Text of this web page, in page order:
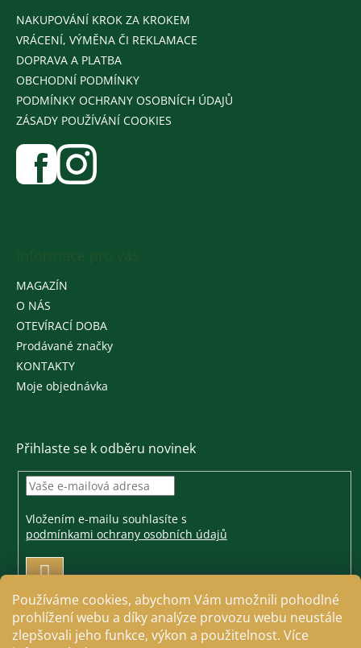
Používáme cookies, abychom Vám umožnili pohodlné
prohlížení webu a díky analýze provozu webu neustále
zlepšovali jeho funkce, výkon a použitelnost. Více
NAKUPOVÁNÍ KROK ZA KROKEM
VRÁCENÍ, VÝMĚNA ČI REKLAMACE
DOPRAVA A PLATBA
OBCHODNÍ PODMÍNKY
PODMÍNKY OCHRANY OSOBNÍCH ÚDAJŮ
ZÁSADY POUŽÍVÁNÍ COOKIES
MAGAZÍN
O NÁS
OTEVÍRACÍ DOBA
Prodávané značky
KONTAKTY
Moje objednávka
Přihlaste se k odběru novinek
Vložením e-mailu souhlasíte s
podmínkami ochrany osobních údajů
PŘIHLÁSIT